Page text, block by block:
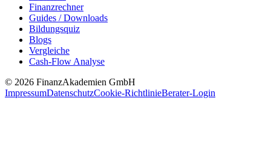
Finanzrechner
Guides / Downloads
Bildungsquiz
Blogs
Vergleiche
Cash-Flow Analyse
© 2026 FinanzAkademien GmbH
ImpressumDatenschutzCookie-RichtlinieBerater-Login